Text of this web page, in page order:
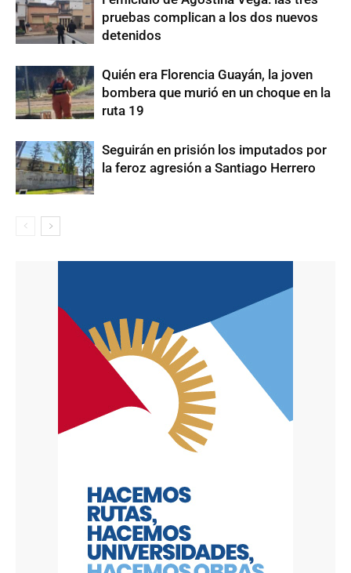
pruebas complican a los dos nuevos
detenidos
Quién era Florencia Guayán, la joven
bombera que murió en un choque en la
ruta 19
Seguirán en prisión los imputados por
la feroz agresión a Santiago Herrero